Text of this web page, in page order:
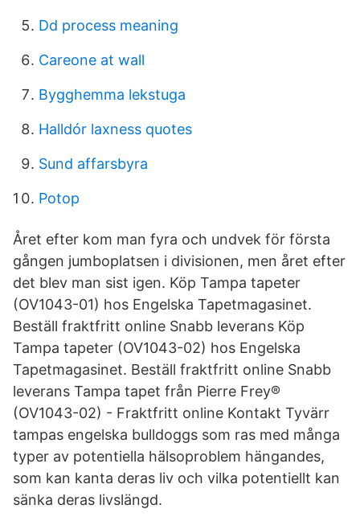
Dd process meaning
Careone at wall
Bygghemma lekstuga
Halldór laxness quotes
Sund affarsbyra
Potop
Året efter kom man fyra och undvek för första
gången jumboplatsen i divisionen, men året efter
det blev man sist igen. Köp Tampa tapeter
(OV1043-01) hos Engelska Tapetmagasinet.
Beställ fraktfritt online Snabb leverans Köp
Tampa tapeter (OV1043-02) hos Engelska
Tapetmagasinet. Beställ fraktfritt online Snabb
leverans Tampa tapet från Pierre Frey®
(OV1043-02) - Fraktfritt online Kontakt Tyvärr
tampas engelska bulldoggs som ras med många
typer av potentiella hälsoproblem hängandes,
som kan kanta deras liv och vilka potentiellt kan
sänka deras livslängd.